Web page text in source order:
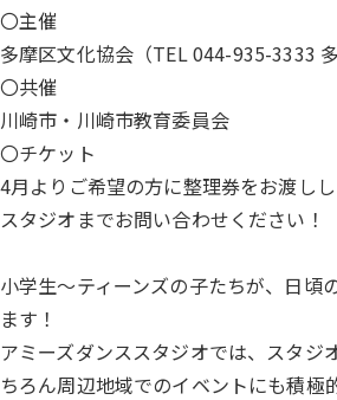
〇主催
多摩区文化協会（TEL 044-935-3333 多
〇共催
川崎市・川崎市教育委員会
〇チケット
4月よりご希望の方に整理券をお渡しし
スタジオまでお問い合わせください！
小学生～ティーンズの子たちが、日頃
ます！
アミーズダンススタジオでは、スタジ
ちろん周辺地域でのイベントにも積極